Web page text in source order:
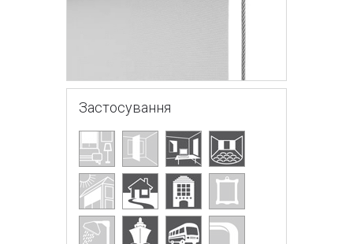
Застосування